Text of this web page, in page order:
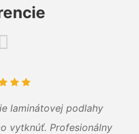
laminátovej podlahy
vytknúť. Profesionálny